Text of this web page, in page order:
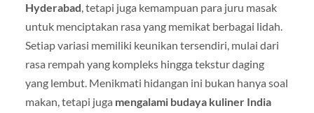
Hyderabad, tetapi juga kemampuan para juru masak
untuk menciptakan rasa yang memikat berbagai lidah.
Setiap variasi memiliki keunikan tersendiri, mulai dari
rasa rempah yang kompleks hingga tekstur daging
yang lembut. Menikmati hidangan ini bukan hanya soal
makan, tetapi juga mengalami budaya kuliner India